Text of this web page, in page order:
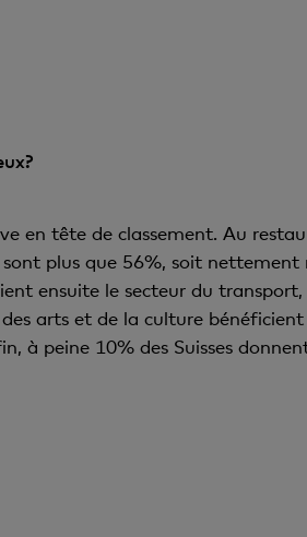
en tête de classement. Au
plus que 56%, soit nettement
ensuite le secteur du
arts et de la culture
à peine 10% des Suisses